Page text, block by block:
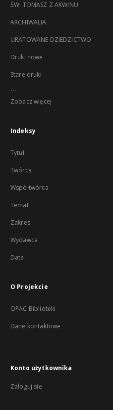
ŚW. TOMASZ Z AKWINU
ARCHIWALIA
URATOWANE DZIEDZICTWO
Druki nowe
Stare druki
...
Zobacz więcej
Indeksy
Tytuł
Twórca
Współtwórca
Temat
Zakres
Wydawca
Data
O Projekcie
OPAC Biblioteki
Dane kontaktowe
Konto użytkownika
Zaloguj się